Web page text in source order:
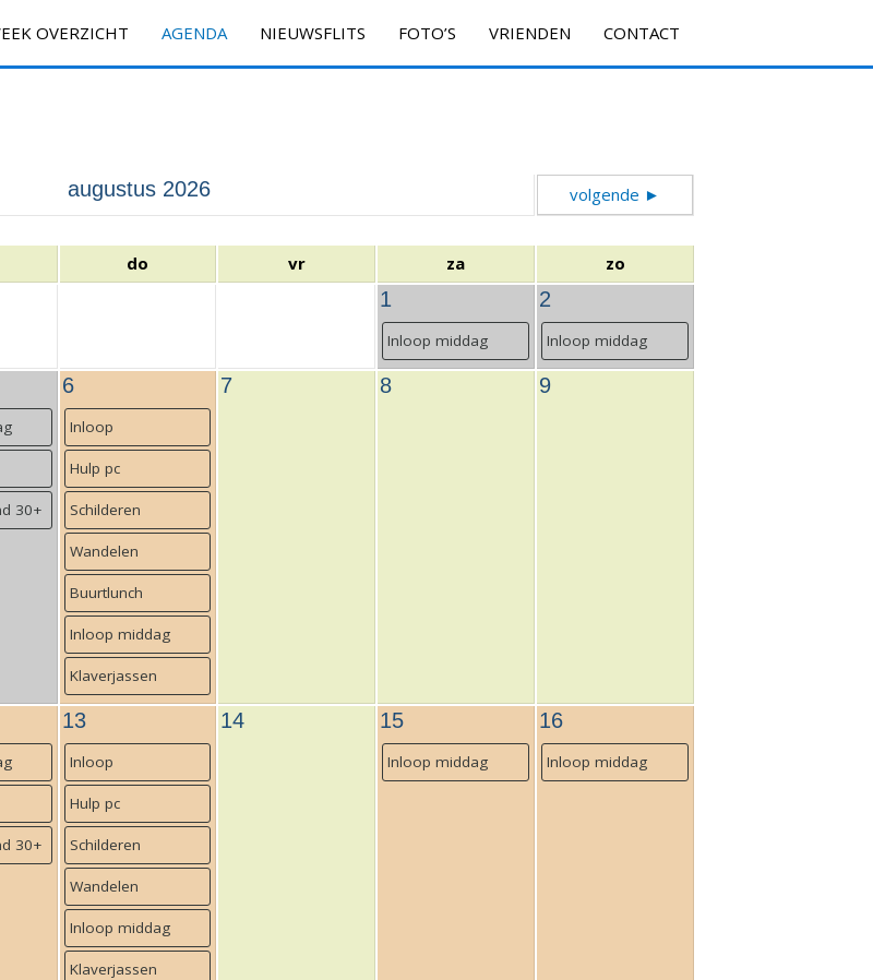
OVERZICHT AGENDA NIEUWSFLITS FOTO’S VRIENDEN CONTACT
augustus 2026 volgende ►
do vr za zo
1
Inloop middag
2
Inloop middag
30+
6
Inloop
Hulp pc
Schilderen
Wandelen
Buurtlunch
Inloop middag
Klaverjassen
7 8 9
30+
13
Inloop
Hulp pc
Schilderen
Wandelen
Inloop middag
Klaverjassen
14 15
Inloop middag
16
Inloop middag